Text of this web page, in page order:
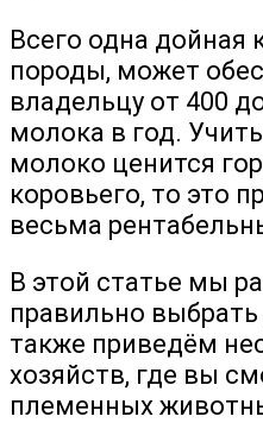
Всего одна дойная
породы, может
владельцу от 400
молока в год.
молоко ценится
коровьего, то это
весьма
В этой статье мы
правильно
также приведём
хозяйств, где вы
племенных